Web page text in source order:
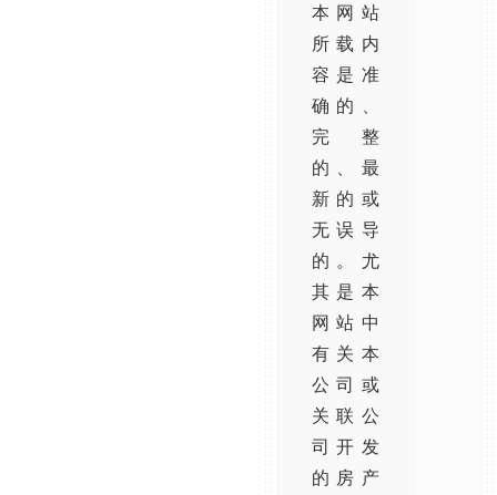
本网站
所载内
容是准
确的、
完整
的、最
新的或
无误导
的。尤
其是本
网站中
有关本
公司或
关联公
司开发
的房产